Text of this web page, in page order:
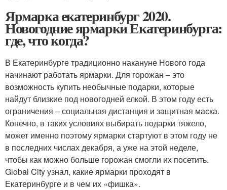
Ярмарка екатеринбург 2020.
Новогодние ярмарки Екатеринбурга:
где, что когда?
В Екатеринбурге традиционно накануне Нового года
начинают работать ярмарки. Для горожан – это
возможность купить необычные подарки, которые
найдут близкие под новогодней елкой. В этом году есть
ограничения – социальная дистанция и защитная маска.
Конечно, в таких условиях выбирать подарки тяжело,
может именно поэтому ярмарки стартуют в этом году не
в последних числах декабря, а уже на этой неделе,
чтобы как можно больше горожан смогли их посетить.
Global City узнал, какие ярмарки проходят в
Екатеринбурге и в чем их «фишка».